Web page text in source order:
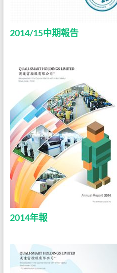
2014/15中期報告
2014年報